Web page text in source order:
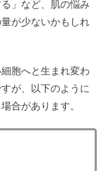
」など、肌の悩み
が少ないかもしれ
胞へと生まれ変わ
が、以下のように
合があります。